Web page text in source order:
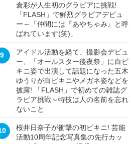
倉彩が人生初のグラビアに挑戦!
「FLASH」で鮮烈グラビアデビュ
ー～「仲間には『あやちゃみ』と呼
ばれています(笑)」
9
アイドル活動を経て、撮影会デビュ
ー、「オールスター後夜祭」に白ビ
キニ姿で出演して話題になった五木
ゆうりが白ビキニやメガネ姿などを
披露! 「FLASH」で初めての雑誌グ
ラビア挑戦～特技は人の名前を忘れ
ないこと
桜井日奈子が衝撃の初ビキニ! 芸能
活動10周年記念写真集の先行カッ